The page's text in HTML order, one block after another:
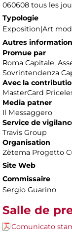
060608 tous les
Typologie
Exposition|Art
Autres
Promue par
Roma Capitale,
Sovrintendenza
Avec la
MasterCard
Media patner
Il Messaggero
Service de
Travis Group
Organisation
Zètema Progetto
Site Web
Commissaire
Sergio Guarino
Salle de
Comunicato